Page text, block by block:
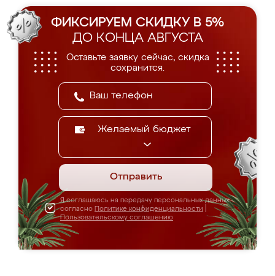
ФИКСИРУЕМ СКИДКУ В 5%
ДО КОНЦА АВГУСТА
Оставьте заявку сейчас, скидка
сохранится.
Желаемый бюджет
Отправить
Я соглашаюсь на передачу персональных данных
согласно Политике конфиденциальности
Пользовательскому соглашению